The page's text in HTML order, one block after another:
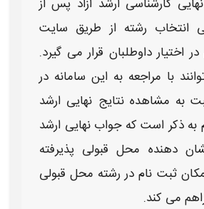
کارشناسی ارشد آزاد پس از
انتخاب رشته از طریق سایت
اختیار داوطلبان قرار می گیرد.
با مراجعه به این سامانه در
به مشاهدهنتایج نهایی ارشد
به ذکر است کهجواب نهایی ارشد
دهنده محل قبولی پذیرفته
ثبت نام در رشته محل قبولی
می کند.